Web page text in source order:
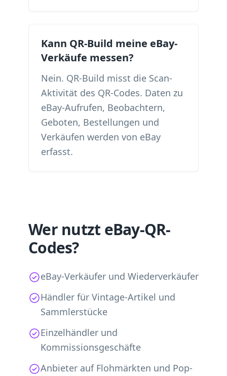
Kann QR-Build meine eBay-
Verkäufe messen?
Nein. QR-Build misst die Scan-
Aktivität des QR-Codes. Daten zu
eBay-Aufrufen, Beobachtern,
Geboten, Bestellungen und
Verkäufen werden von eBay
erfasst.
Wer nutzt eBay-QR-
Codes?
eBay-Verkäufer und Wiederverkäufer
Händler für Vintage-Artikel und
Sammlerstücke
Einzelhändler und
Kommissionsgeschäfte
Anbieter auf Flohmärkten und Pop-